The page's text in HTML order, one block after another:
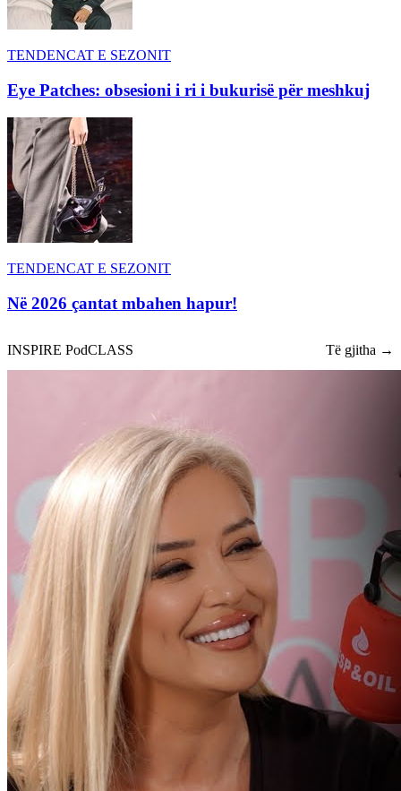
TENDENCAT E SEZONIT
Eye Patches: obsesioni i ri i bukurisë për meshkuj
TENDENCAT E SEZONIT
Në 2026 çantat mbahen hapur!
INSPIRE PodCLASS Të gjitha →